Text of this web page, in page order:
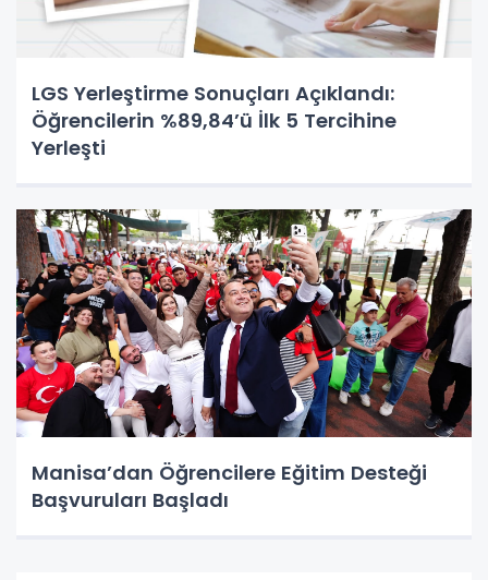
LGS Yerleştirme Sonuçları Açıklandı:
Öğrencilerin %89,84’ü İlk 5 Tercihine
Yerleşti
Manisa’dan Öğrencilere Eğitim Desteği
Başvuruları Başladı